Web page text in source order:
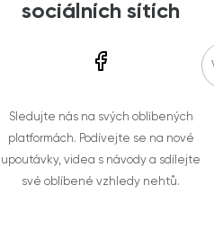
sociálních sítích
Sledujte nás na svých oblíbených
platformách. Podívejte se na nové
upoutávky, videa s návody a sdílejte
své oblíbené vzhledy nehtů.